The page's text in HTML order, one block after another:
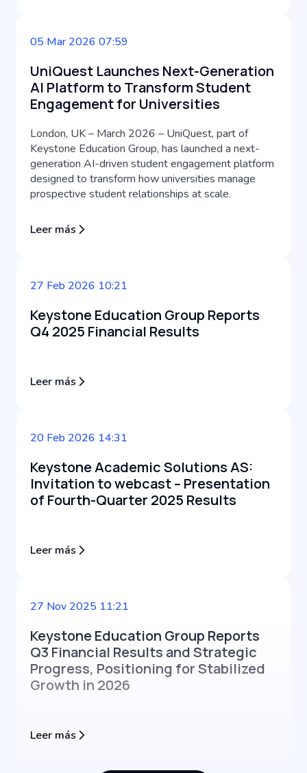
05 Mar 2026 07:59
UniQuest Launches Next-Generation
AI Platform to Transform Student
Engagement for Universities
London, UK – March 2026 – UniQuest, part of
Keystone Education Group, has launched a next-
generation AI-driven student engagement platform
designed to transform how universities manage
prospective student relationships at scale.
Leer más
27 Feb 2026 10:21
Keystone Education Group Reports
Q4 2025 Financial Results
Leer más
20 Feb 2026 14:31
Keystone Academic Solutions AS:
Invitation to webcast – Presentation
of Fourth-Quarter 2025 Results
Leer más
27 Nov 2025 11:21
Keystone Education Group Reports
Q3 Financial Results and Strategic
Progress, Positioning for Stabilized
Growth in 2026
Leer más